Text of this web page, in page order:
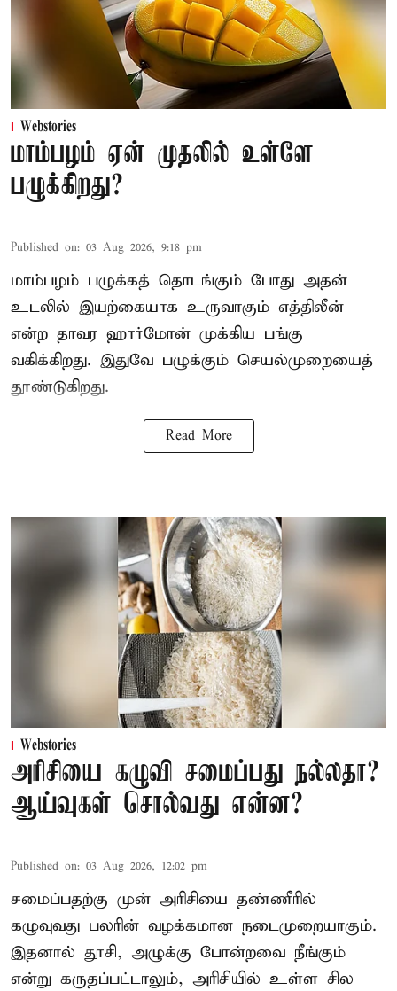
Webstories
மாம்பழம் ஏன் முதலில் உள்ளே
பழுக்கிறது?
Published on: 03 Aug 2026, 9:18 pm
மாம்பழம் பழுக்கத் தொடங்கும் போது அதன்
உடலில் இயற்கையாக உருவாகும் எத்திலீன்
என்ற தாவர ஹார்மோன் முக்கிய பங்கு
வகிக்கிறது. இதுவே பழுக்கும் செயல்முறையைத்
தூண்டுகிறது.
Read More
Webstories
அரிசியை கழுவி சமைப்பது நல்லதா?
ஆய்வுகள் சொல்வது என்ன?
Published on: 03 Aug 2026, 12:02 pm
சமைப்பதற்கு முன் அரிசியை தண்ணீரில்
கழுவுவது பலரின் வழக்கமான நடைமுறையாகும்.
இதனால் தூசி, அழுக்கு போன்றவை நீங்கும்
என்று கருதப்பட்டாலும், அரிசியில் உள்ள சில